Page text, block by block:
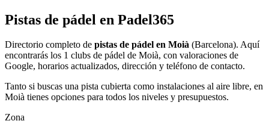
Pistas de pádel en Padel365
Directorio completo de pistas de pádel en Moià (Barcelona). Aquí
encontrarás los 1 clubs de pádel de Moià, con valoraciones de
Google, horarios actualizados, dirección y teléfono de contacto.
Tanto si buscas una pista cubierta como instalaciones al aire libre, en
Moià tienes opciones para todos los niveles y presupuestos.
Zona